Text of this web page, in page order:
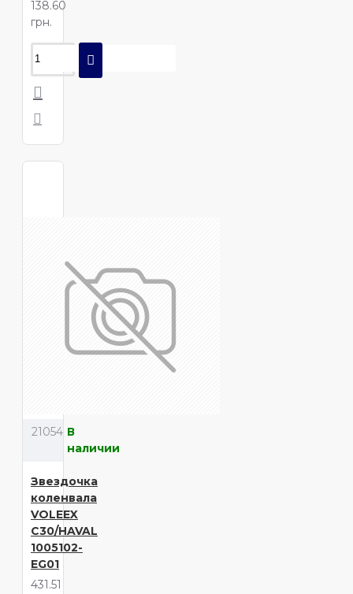
138.60
грн.
21054 В
наличии
Звездочка
коленвала
VOLEEX
C30/HAVAL
1005102-
EG01
431.51